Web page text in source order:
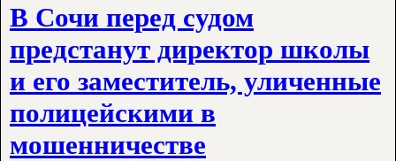
В Сочи перед судом
предстанут директор школы
и его заместитель, уличенные
полицейскими в
мошенничестве